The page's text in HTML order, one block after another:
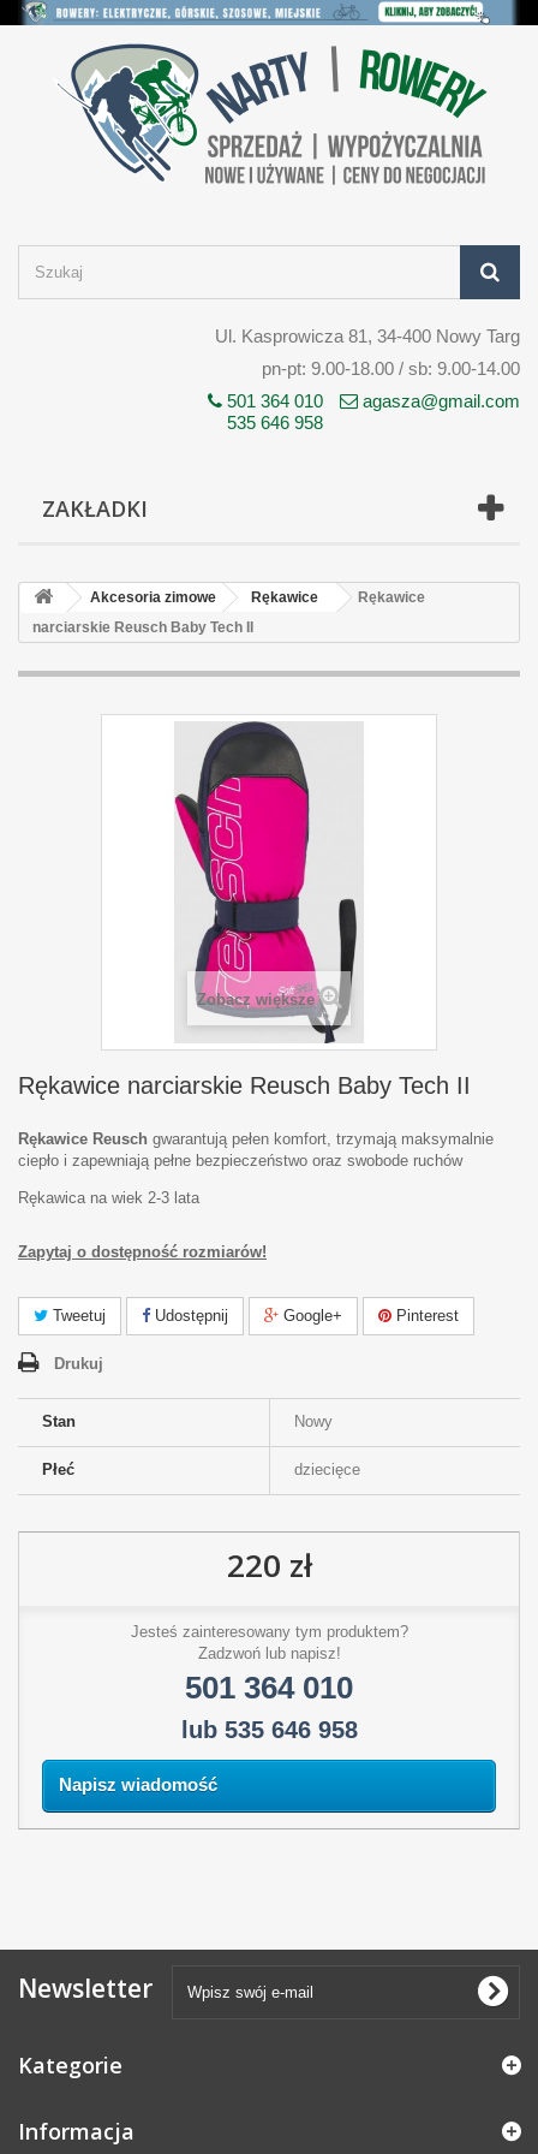
Ul. Kasprowicza 81, 34-400 Nowy Targ
pn-pt: 9.00-18.00 / sb: 9.00-14.00
501 364 010
535 646 958
agasza@gmail.com
ZAKŁADKI
Akcesoria zimowe Rękawice
Rękawice
narciarskie Reusch Baby Tech II
Zobacz większe
Rękawice narciarskie Reusch Baby Tech II
Rękawice Reusch gwarantują pełen komfort, trzymają maksymalnie
ciepło i zapewniają pełne bezpieczeństwo oraz swobode ruchów
Rękawica na wiek 2-3 lata
Zapytaj o dostępność rozmiarów!
Tweetuj Udostępnij Google+ Pinterest
Drukuj
Stan Nowy
Płeć dziecięce
220 zł
Jesteś zainteresowany tym produktem?
Zadzwoń lub napisz!
501 364 010
lub 535 646 958
Napisz wiadomość
Newsletter
Kategorie
Informacja